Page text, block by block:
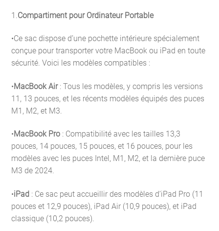
1. Compartiment pour Ordinateur Portable
•Ce sac dispose d’une pochette intérieure spécialement
conçue pour transporter votre MacBook ou iPad en toute
sécurité. Voici les modèles compatibles :
•MacBook Air: Tous les modèles, y compris les versions
11, 13 pouces, et les récents modèles équipés des puces
M1, M2, et M3.
• MacBook Pro: Compatibilité avec les tailles 13,3
pouces, 14 pouces, 15 pouces, et 16 pouces, pour les
modèles avec les puces Intel, M1, M2, et la dernière puce
M3 de 2024.
•iPad : Ce sac peut accueillir des modèles d’iPad Pro (11
pouces et 12,9 pouces), iPad Air (10,9 pouces), et iPad
classique (10,2 pouces).